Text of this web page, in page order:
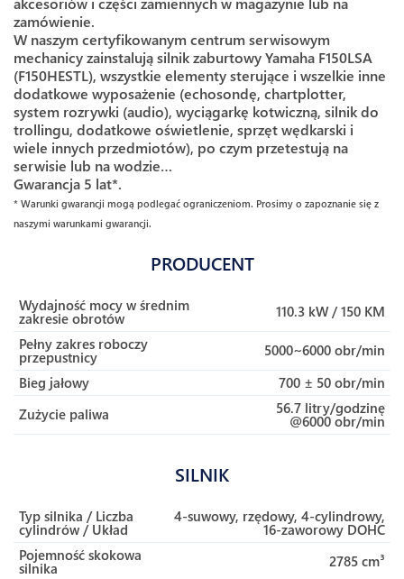
zamówienie.
W naszym certyfikowanym centrum serwisowym
mechanicy zainstalują silnik zaburtowy Yamaha F150LSA
(F150HESTL), wszystkie elementy sterujące i wszelkie inne
dodatkowe wyposażenie (echosondę, chartplotter,
system rozrywki (audio), wyciągarkę kotwiczną, silnik do
trollingu, dodatkowe oświetlenie, sprzęt wędkarski i
wiele innych przedmiotów), po czym przetestują na
serwisie lub na wodzie…
Gwarancja 5 lat*.
* Warunki gwarancji mogą podlegać ograniczeniom. Prosimy o zapoznanie się z
naszymi warunkami gwarancji.
PRODUCENT
Wydajność mocy w średnim
zakresie obrotów
110.3 kW / 150 KM
Pełny zakres roboczy
przepustnicy
5000~6000 obr/min
Bieg jałowy
700 ± 50 obr/min
Zużycie paliwa
56.7 litry/godzinę
@6000 obr/min
SILNIK
Typ silnika / Liczba
cylindrów / Układ
4-suwowy, rzędowy, 4-cylindrowy,
16-zaworowy DOHC
Pojemność skokowa
silnika
2785 cm³